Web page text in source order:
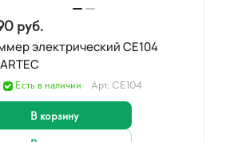
руб.
электрический CE104
Есть в наличии Арт. CE104
В корзину